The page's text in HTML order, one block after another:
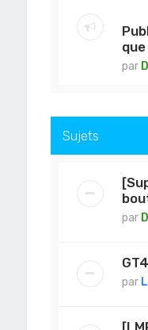
par
Sujets
par
GT4
par